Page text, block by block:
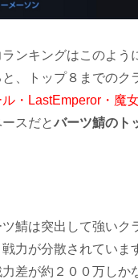
ンキングはこのよう
、トップ８までのク
・LastEmperor・魔
スだとバーツ鯖のト
鯖は突出して強いク
力が分散されていま
差が約２００万しか